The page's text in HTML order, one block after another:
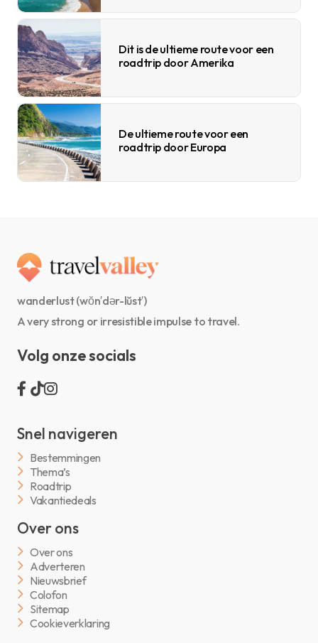
Dit is de ultieme route voor een
roadtrip door Amerika
De ultieme route voor een
roadtrip door Europa
wanderlust (wŏn′dər-lŭst′)
A very strong or irresistible impulse to travel.
Volg onze socials
Snel navigeren
Bestemmingen
Thema’s
Roadtrip
Vakantiedeals
Over ons
Over ons
Adverteren
Nieuwsbrief
Colofon
Sitemap
Cookieverklaring